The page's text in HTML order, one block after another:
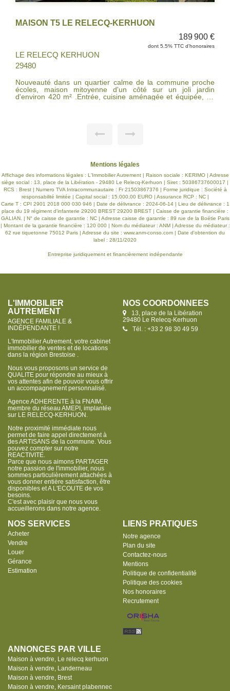
T5 LE RELECQ-KERHUON
189 900 €
dont 5.5% TTC d'honoraires
RELECQ KERHUON
dans un quartier calme de la commune proche
maison mitoyenne d'un côté sur un joli jardin
420 m² .Entrée, cuisine aménagée et équipée, un
2021,
Mentions légales
Affichage des informations légales : L'Immobilier Autrement | Raison sociale : KERIMO | Adresse
siège social : 13, place de la Libération - 29480 Le Relecq-Kerhuon | Siret : 50386737600017 |
RCS : Brest | Numero TVA Intracommunautaire : Fr 21503867376 | Forme juridique : Société à
responsabilité limitée | Capital social : 15.000,00 EURO | Assurance RCP : NC |
Carte T : CPI 2901 2018 000 030 946 | Date de délivrance : 2024-06-14 | Lieu de délivrance : 1
place du 19 régiment d'infanterie 29200 BREST 29200 BREST | Caisse de garantie financière :
GALIAN. | N° de caisse de garantie : NC | Adresse caisse de garantie : 89 rue de la Boétie Paris
| Montant de la garantie financière : 120 000 | Nom du médiateur : ANM | Adresse du médiateur :
62 rue tiquetonne 75012 Paris | Adresse du site : www.anm-conso.com | Date d'obtention du
label : 28/11/2020
Entreprise juridiquement et financièrement indépendante
L'IMMOBILIER
AUTREMENT
AGENCE FAMILIALE &
INDÉPENDANTE !
L'Immobilier Autrement, votre cabinet
immobilier de ventes et de locations
dans la région Brestoise .
Nous vous proposons un service de
QUALITE pour répondre au mieux à
vos attentes afin de pouvoir vous offrir
un accompagnement personnalisé.
Agence ADHERENTE à la FNAIM,
membre du réseau AMEPI, implantée
sur LE RELECQ-KERHUON.
Notre proximité immédiate nous
permet de faire appel directement à
des ARTISANS de la commune. Vous
pouvez compter sur notre
REACTIVITE.
Parce que nous aimons PARTAGER
notre passion de l'immobilier, nous
sommes particulièrement attachées à
vous donner entière satisfaction, être
disponibles et A L'ECOUTE de vos
besoins.
C'est avec plaisir que nous vous
accueillerons dans notre agence.
NOS COORDONNÉES
13, place de la Libération
29480 Le Relecq-Kerhuon
Tél. : +33 2 98 30 49 59
NOS SERVICES
Acheter
Vendre
Louer
Gérance
Estimation
LIENS PRATIQUES
Notre agence
Plan du site
Contactez-nous
Mentions
Politique de confidentialité
Politique des cookies
Nos honoraires
Recrutement
ANNONCES PAR VILLE
Maison à vendre, Le relecq kerhuon
Maison à vendre, Landerneau
Maison à vendre, Brest
Maison à vendre, Kersaint plabennec